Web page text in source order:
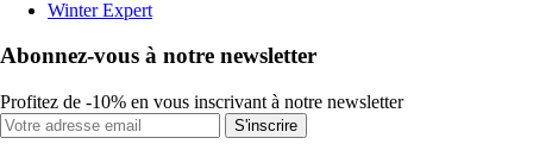
Winter Expert
Abonnez-vous à notre newsletter
Profitez de -10% en vous inscrivant à notre newsletter
S'inscrire